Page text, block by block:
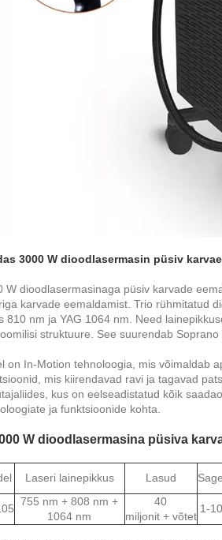
3000 W dioodlasermasin püsiv
W dioodlasermasinaga püsiv karvade
karvade eemaldamist. Trio rühmitatud
810 nm ja YAG 1064 nm. Need
struktuure. See suurendab
on In-Motion tehnoloogia, mis võimaldab
mis kiirendavad ravi ja tagavad
kus on eelseadistatud kõik
ja funktsioonide kohta.
W dioodlasermasina püsiva
Laseri lainepikkus Lasud
755 nm + 808 nm +
1064 nm
40
miljonit + võtet
1-